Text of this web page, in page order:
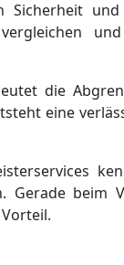
Sicherheit
die
eine
Gerade beim